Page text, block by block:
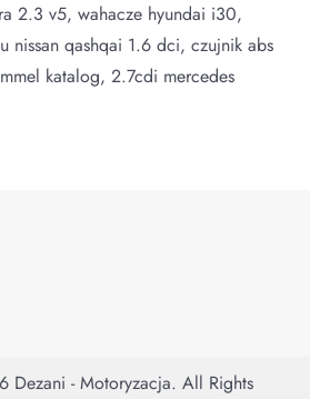
2.3 v5, wahacze hyundai i30,
nissan qashqai 1.6 dci, czujnik abs
katalog, 2.7cdi mercedes
Dezani - Motoryzacja. All Rights